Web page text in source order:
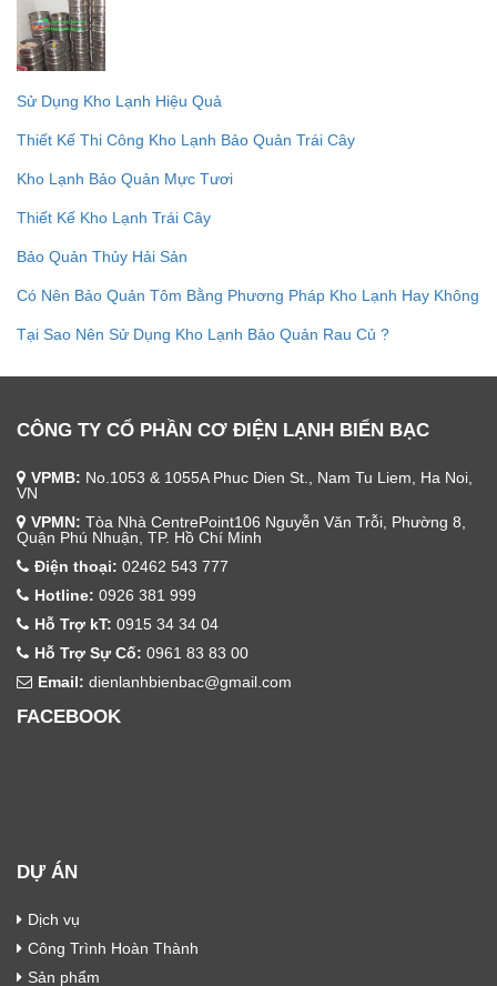
Sử Dụng Kho Lạnh Hiệu Quả
Thiết Kế Thi Công Kho Lạnh Bảo Quản Trái Cây
Kho Lạnh Bảo Quản Mực Tươi
Thiết Kế Kho Lạnh Trái Cây
Bảo Quản Thủy Hải Sản
Có Nên Bảo Quản Tôm Bằng Phương Pháp Kho Lạnh Hay Không
Tại Sao Nên Sử Dụng Kho Lạnh Bảo Quản Rau Củ ?
CÔNG TY CỔ PHẦN CƠ ĐIỆN LẠNH BIỂN BẠC
VPMB: No.1053 & 1055A Phuc Dien St., Nam Tu Liem, Ha Noi,
VN
VPMN: Tòa Nhà CentrePoint106 Nguyễn Văn Trỗi, Phường 8,
Quận Phú Nhuận, TP. Hồ Chí Minh
Điện thoại: 02462 543 777
Hotline: 0926 381 999
Hỗ Trợ kT: 0915 34 34 04
Hỗ Trợ Sự Cố: 0961 83 83 00
Email: dienlanhbienbac@gmail.com
FACEBOOK
DỰ ÁN
Dịch vụ
Công Trình Hoàn Thành
Sản phẩm